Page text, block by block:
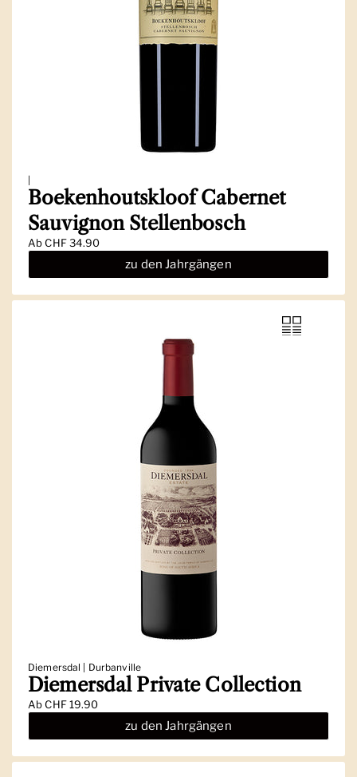
Boekenhoutskloof Cabernet
Sauvignon Stellenbosch
AbCHF 34.90
zu den Jahrgängen
Diemersdal | Durbanville
Diemersdal Private Collection
AbCHF 19.90
zu den Jahrgängen